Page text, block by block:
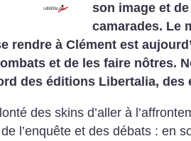
son image et
camarades. Le
rendre à Clément est
et de les faire nôtres.
des éditions Libertalia, des
des skins d’aller à
l’enquête et des débats : en